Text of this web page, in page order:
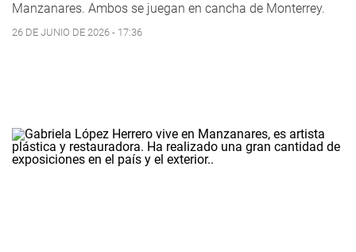
Manzanares. Ambos se juegan en cancha de Monterrey.
26 DE JUNIO DE 2026 - 17:36